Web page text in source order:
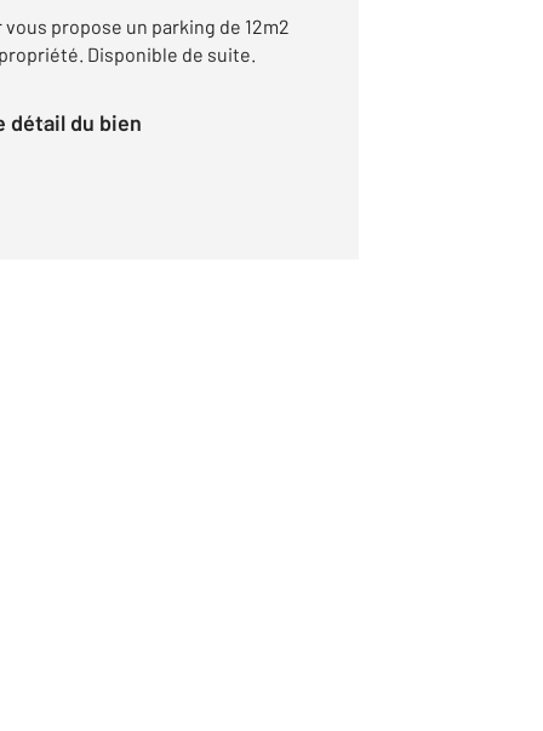
propose un parking de 12m2
Disponible de suite.
détail du bien